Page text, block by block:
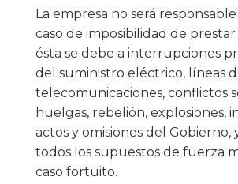
La empresa no será
caso de imposibilidad de prestar
ésta se debe a interrupciones
del suministro eléctrico, líneas
telecomunicaciones, conflictos
huelgas, rebelión, explosiones,
actos y omisiones del Gobierno,
todos los supuestos de fuerza
caso fortuito.